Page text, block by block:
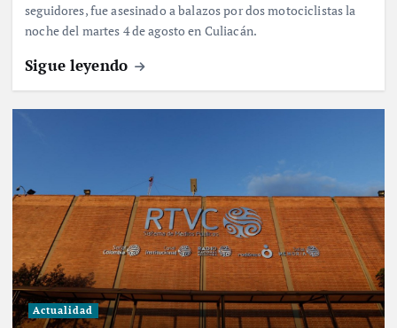
seguidores, fue asesinado a balazos por dos motociclistas la
noche del martes 4 de agosto en Culiacán.
Sigue leyendo
Actualidad